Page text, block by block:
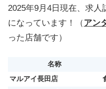
2025年9月4日現在、求
になっています！（アン
った店舗です）
名称
マルアイ長田店